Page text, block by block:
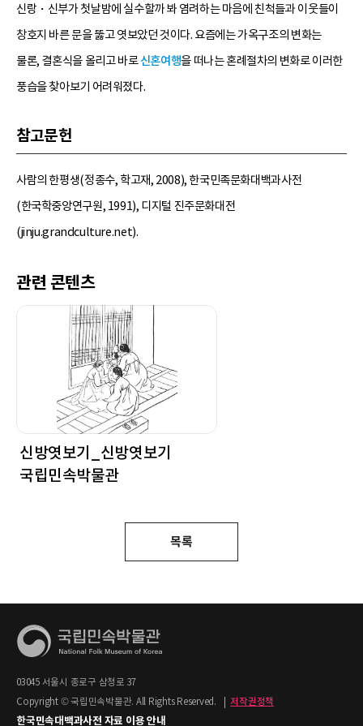
신랑・신부가 첫날밤에 실수할까 봐 염려하는 마음에 친척들과 이웃들이
창호지 바른 문을 뚫고 엿보았던 것이다. 요즘에는 가옥구조의 변화는
물론, 결혼식을 올리고 바로신혼여행을 떠나는 혼례절차의 변화로 이러한
풍습을 찾아보기 어려워졌다.
참고문헌
사람의 한평생(정종수, 학고재, 2008), 한국민족문화대백과사전
(한국학중앙연구원, 1991), 디지털 진주문화대전
(jinju.grandculture.net).
관련 콘텐츠
신방엿보기_신방엿보기
국립민속박물관
목록
03045 서울시 종로구 삼청로 37
Copyright © 국립민속박물관. All Rights Reserved.
저작권정책
한국민속대백과사전 자료 이용 안내